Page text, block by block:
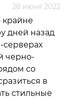
28 июня 2022
крайне
дней назад
серверах
черно-
со
в
стильные